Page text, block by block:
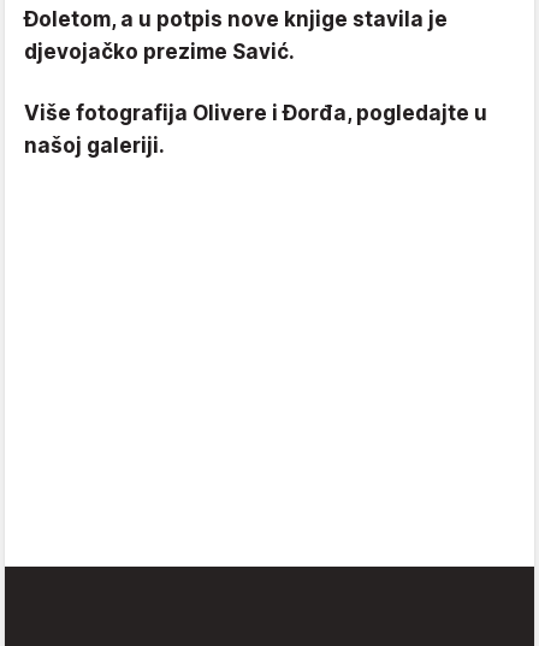
Đoletom, a u potpis nove knjige stavila je
djevojačko prezime Savić.
Više fotografija Olivere i Đorđa, pogledajte u
našoj galeriji.